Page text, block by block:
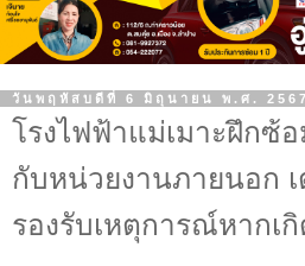
วันพฤหัสบดีที่ 6 มิถุนายน พ.ศ. 2567
โรงไฟฟ้าแม่เมาะฝึกซ้
กับหน่วยงานภายนอก
รองรับเหตุการณ์หากเ